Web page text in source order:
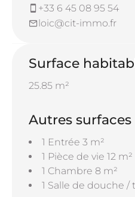
Copropriété en très
Stationnement aisé
À découvrir avec
La-Tour-du-Pin.
+33 6 45 08 95 54
loic@cit-immo.fr
Surface
25.85 m²
Autres surfaces
1 Entrée 3 m²
1 Pièce de vie 12 m²
1 Chambre 8 m²
1 Salle de douche /